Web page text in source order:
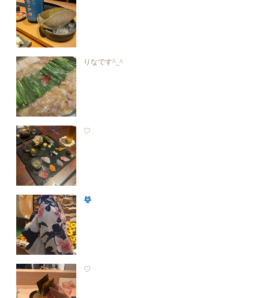
りなです^_^
♡
♡